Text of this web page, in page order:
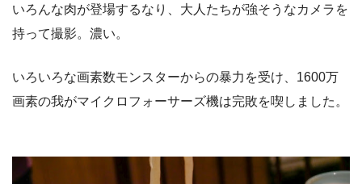
いろんな肉が登場するなり、大人たちが強そうなカメラを
持って撮影。濃い。
いろいろな画素数モンスターからの暴力を受け、1600万
画素の我がマイクロフォーサーズ機は完敗を喫しました。